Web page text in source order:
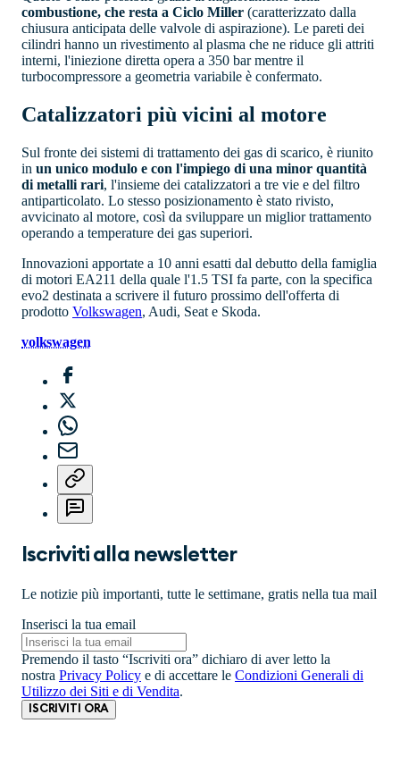
combustione, che resta a Ciclo Miller (caratterizzato dalla
chiusura anticipata delle valvole di aspirazione). Le pareti dei
cilindri hanno un rivestimento al plasma che ne riduce gli attriti
interni, l'iniezione diretta opera a 350 bar mentre il
turbocompressore a geometria variabile è confermato.
Catalizzatori più vicini al motore
Sul fronte dei sistemi di trattamento dei gas di scarico, è riunito
in un unico modulo e con l'impiego di una minor quantità
di metalli rari, l'insieme dei catalizzatori a tre vie e del filtro
antiparticolato. Lo stesso posizionamento è stato rivisto,
avvicinato al motore, così da sviluppare un miglior trattamento
operando a temperature dei gas superiori.
Innovazioni apportate a 10 anni esatti dal debutto della famiglia
di motori EA211 della quale l'1.5 TSI fa parte, con la specifica
evo2 destinata a scrivere il futuro prossimo dell'offerta di
prodotto Volkswagen, Audi, Seat e Skoda.
volkswagen
Iscriviti alla newsletter
Le notizie più importanti, tutte le settimane, gratis nella tua mail
Inserisci la tua email
Premendo il tasto “Iscriviti ora” dichiaro di aver letto la
nostra Privacy Policy e di accettare le Condizioni Generali di
Utilizzo dei Siti e di Vendita.
ISCRIVITI ORA